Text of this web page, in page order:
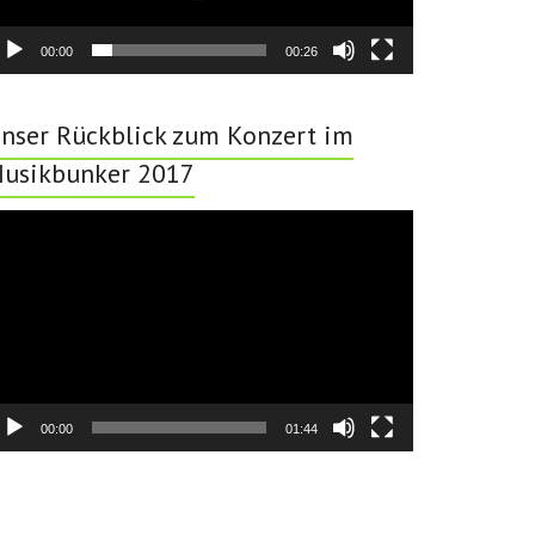
00:00 00:26
Rückblick zum Konzert im
2017
00:00 01:44